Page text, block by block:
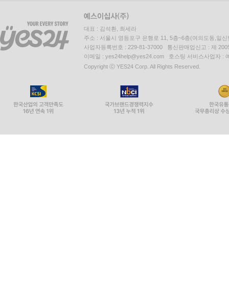
대표 : 김석환, 최세라
주소 : 서울시 영등포구 은행로 11, 5층~6층(여의도동,일신
사업자등록번호 : 229-81-37000 통신판매업신고 : 제
이메일 : yes24help@yes24.com 호스팅 서비스사업자 :
Copyright ⓒ YES24 Corp. All Rights Reserved.